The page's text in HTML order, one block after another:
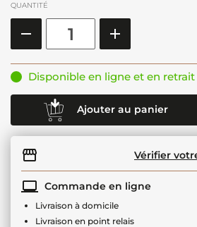
QUANTITÉ
Disponible en ligne et en
Ajouter au panier
Vérifier
Commande en ligne
Livraison à domicile
Livraison en point relais